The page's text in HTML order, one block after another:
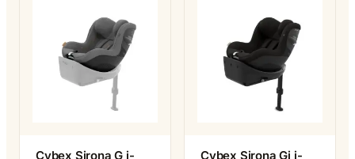
Cybex Sirona G i-
Cybex Sirona Gi i-